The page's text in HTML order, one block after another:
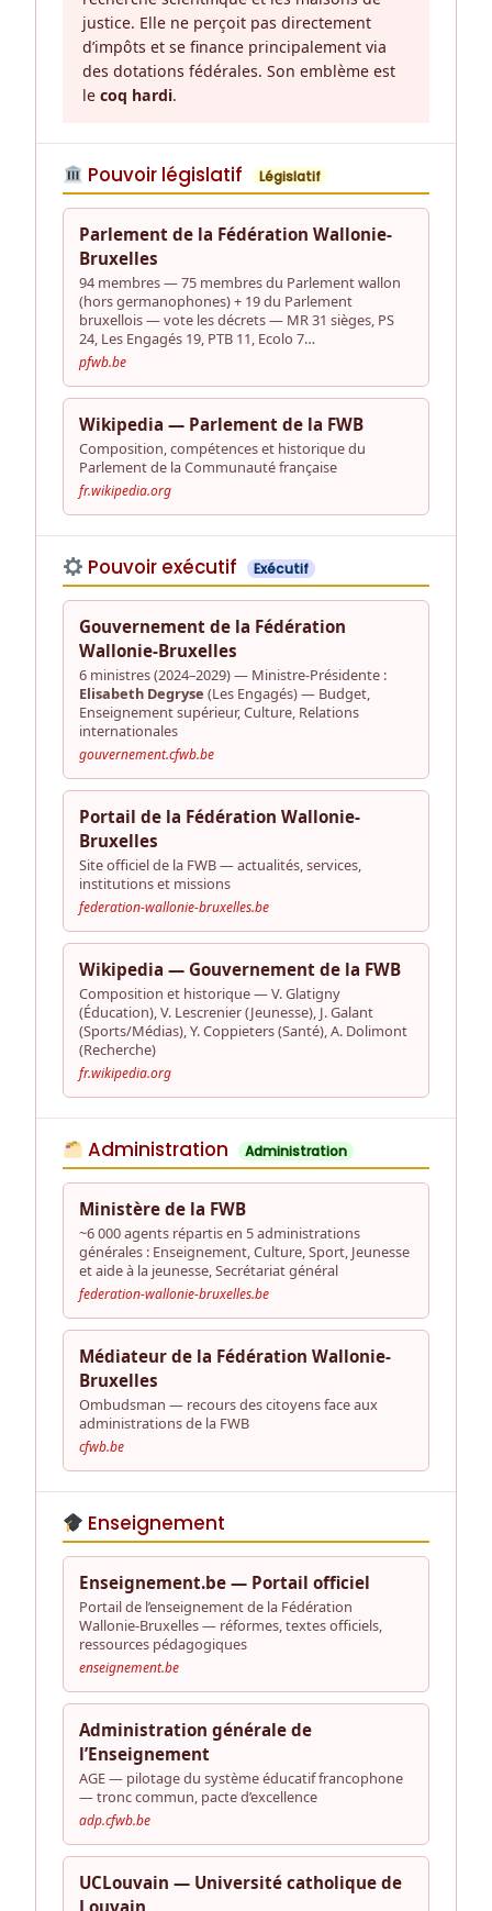
justice. Elle ne perçoit pas directement
d’impôts et se finance principalement via
des dotations fédérales. Son emblème est
le coq hardi.
Pouvoir législatif Législatif
Parlement de la Fédération Wallonie-
Bruxelles
94 membres — 75 membres du Parlement wallon
(hors germanophones) + 19 du Parlement
bruxellois — vote les décrets — MR 31 sièges, PS
24, Les Engagés 19, PTB 11, Ecolo 7…
pfwb.be
Wikipedia — Parlement de la FWB
Composition, compétences et historique du
Parlement de la Communauté française
fr.wikipedia.org
Pouvoir exécutif Exécutif
Gouvernement de la Fédération
Wallonie-Bruxelles
6 ministres (2024–2029) — Ministre-Présidente :
Elisabeth Degryse (Les Engagés) — Budget,
Enseignement supérieur, Culture, Relations
internationales
gouvernement.cfwb.be
Portail de la Fédération Wallonie-
Bruxelles
Site officiel de la FWB — actualités, services,
institutions et missions
federation-wallonie-bruxelles.be
Wikipedia — Gouvernement de la FWB
Composition et historique — V. Glatigny
(Éducation), V. Lescrenier (Jeunesse), J. Galant
(Sports/Médias), Y. Coppieters (Santé), A. Dolimont
(Recherche)
fr.wikipedia.org
Administration Administration
Ministère de la FWB
~6 000 agents répartis en 5 administrations
générales : Enseignement, Culture, Sport, Jeunesse
et aide à la jeunesse, Secrétariat général
federation-wallonie-bruxelles.be
Médiateur de la Fédération Wallonie-
Bruxelles
Ombudsman — recours des citoyens face aux
administrations de la FWB
cfwb.be
Enseignement
Enseignement.be — Portail officiel
Portail de l’enseignement de la Fédération
Wallonie-Bruxelles — réformes, textes officiels,
ressources pédagogiques
enseignement.be
Administration générale de
l’Enseignement
AGE — pilotage du système éducatif francophone
— tronc commun, pacte d’excellence
adp.cfwb.be
UCLouvain — Université catholique de
Louvain